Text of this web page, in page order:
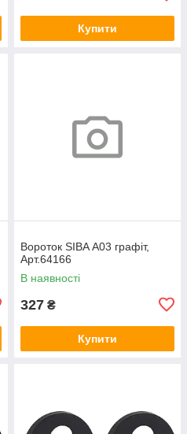
Купити
Вороток SIBA А03 графіт,
Арт.64166
В наявності
327 ₴
Купити